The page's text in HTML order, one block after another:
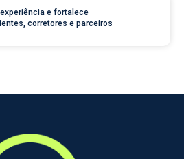
e fortalece
corretores e parceiros